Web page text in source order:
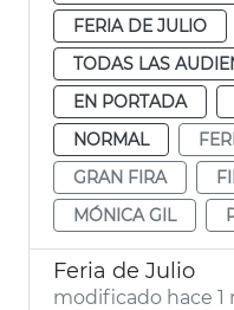
FERIA DE JULIO
TODAS LAS
EN PORTADA
NORMAL
GRAN FIRA
MÓNICA GIL
Feria de Julio
modificado hace 1